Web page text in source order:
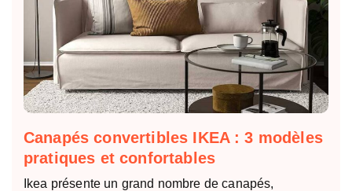
Canapés convertibles IKEA : 3 modèles
pratiques et confortables
Ikea présente un grand nombre de canapés,